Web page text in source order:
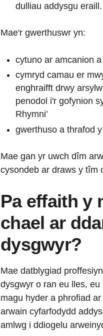
dulliau addysgu eraill.
Mae'r gwerthuswr yn:
cytuno ar amcanion
cymryd camau er
enghraifft drwy
penodol i'r gofynion
Rhymni’
gwerthuso a thrafod
Mae gan yr uwch dîm
cysondeb ar draws y tîm
Pa effaith y
chael ar
dysgwyr?
Mae datblygiad
dysgwyr o ran eu lles,
magu hyder a phrofiad
arwain cyfarfodydd
amlwg i ddiogelu